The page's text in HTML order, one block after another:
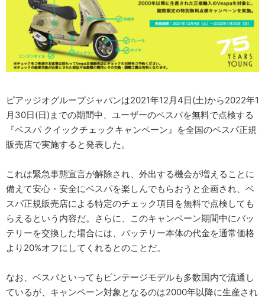
ピアッジオグループジャパンは2021年12月4日(土)から2022年1
月30日(日)までの期間中、ユーザーのベスパを無料で点検する
『ベスパ クイックチェックキャンペーン』を全国のベスパ正規
販売店で実施すると発表した。
これは緊急事態宣言が解除され、外出する機会が増えることに
備えて安心・安全にベスパを楽しんでもらおうと企画され、ベ
スパ正規販売店による特定のチェック項目を無料で点検しても
らえるという内容だ。さらに、このキャンペーン期間中にバッ
テリーを交換した場合には、バッテリー本体の代金を通常価格
より20%オフにしてくれるとのことだ。
なお、ベスパといってもビンテージモデルも多数国内で流通し
ているが、キャンペーン対象となるのは2000年以降に生産され